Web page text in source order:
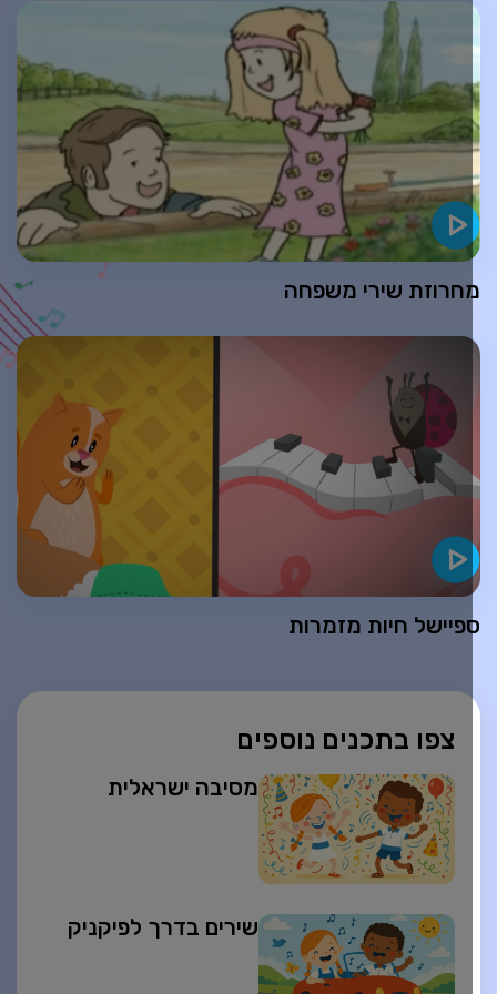
צפו בתכנים נוספים
מסיבה ישראלית
שירים בדרך לפיקניק
שירי משפחה
חיות מזמרות